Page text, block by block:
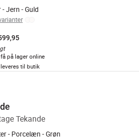
- Jern - Guld
på lager online
leveres til butik
Tekande
- Porcelæn - Grøn